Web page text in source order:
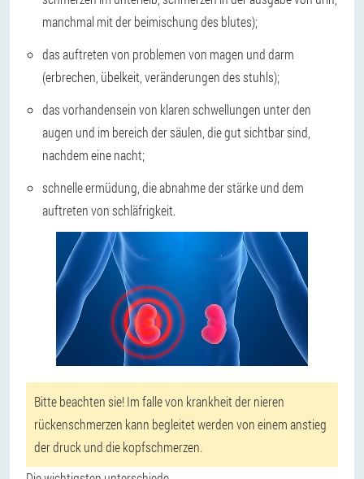
manchmal mit der beimischung des blutes);
das auftreten von problemen von magen und darm
(erbrechen, übelkeit, veränderungen des stuhls);
das vorhandensein von klaren schwellungen unter den
augen und im bereich der säulen, die gut sichtbar sind,
nachdem eine nacht;
schnelle ermüdung, die abnahme der stärke und dem
auftreten von schläfrigkeit.
Bitte beachten sie! Im falle von krankheit der nieren
rückenschmerzen kann begleitet werden von einem anstieg
der druck und die kopfschmerzen.